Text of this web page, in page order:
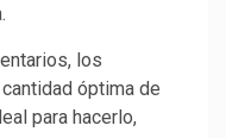
los
óptima de
para hacerlo,